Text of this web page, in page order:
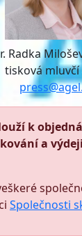
Radka
tisková mluvčí
k
a
Společnosti